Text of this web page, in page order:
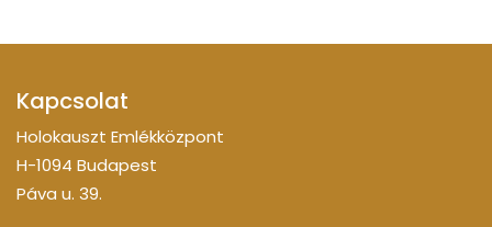
Kapcsolat
Holokauszt Emlékközpont
H-1094 Budapest
Páva u. 39.